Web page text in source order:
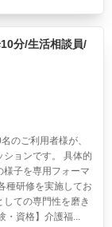
分/生活相談員/
のご利用者様が、
ョンです。 具体的
様子を専用フォーマ
種研修を実施してお
ての専門性を磨き
・資格】介護福...